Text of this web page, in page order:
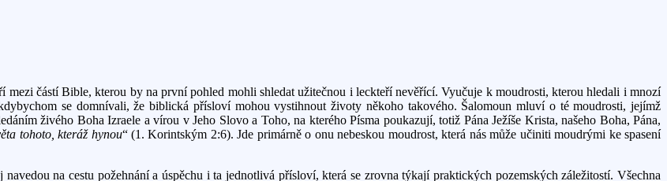
mezi částí Bible, kterou by na první pohled mohli shledat užitečnou i leckteří nevěřící. Vyučuje k moudrosti, kterou hledali i mnozí
se domnívali, že biblická přísloví mohou vystihnout životy někoho takového. Šalomoun mluví o té moudrosti, jejímž
živého Boha Izraele a vírou v Jeho Slovo a Toho, na kterého Písma poukazují, totiž Pána Ježíše Krista, našeho Boha, Pána,
tohoto, kteráž hynou“ (1. Korintským 2:6). Jde primárně o onu nebeskou moudrost, která nás může učiniti moudrými ke spasení
na cestu požehnání a úspěchu i ta jednotlivá přísloví, která se zrovna týkají praktických pozemských záležitostí. Všechna